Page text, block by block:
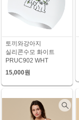
토끼와강아지
실리콘수모 화이트
PRUC902 WHT
15,000원